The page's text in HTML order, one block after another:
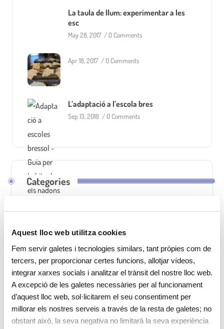
Aquest lloc web utilitza cookies
Fem servir galetes i tecnologies similars, tant pròpies com de
tercers, per proporcionar certes funcions, allotjar vídeos,
integrar xarxes socials i analitzar el trànsit del nostre lloc web.
A excepció de les galetes necessàries per al funcionament
d’aquest lloc web, sol·licitarem el seu consentiment per
millorar els nostres serveis a través de la resta de galetes; no
obstant això, la seva negativa no limitarà la seva experiència
La taula de llum: experimentar a les
esc
May 28, 2017 /0 Comments
Apr 18, 2017 /0 Comments
L’adaptació a l’escola bres
Sep 13, 2018 /0 Comments
Categories
Etiquetes
activitats adaptació a escola bressol alimentació